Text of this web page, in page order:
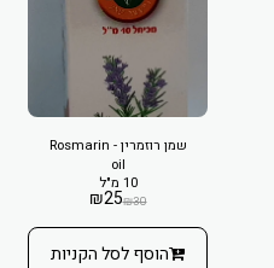
שמן רוזמרין - Rosmarin
oil
10 מ"ל
₪30
₪25
הוסף לסל הקניות